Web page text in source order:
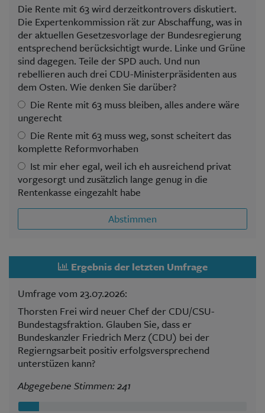
Die Rente mit 63 wird derzeitkontrovers diskutiert.
Die Expertenkommission rät zur Abschaffung, was in
der aktuellen Gesetzesvorlage der Bundesregierung
entsprechend berücksichtigt wurde. Linke und Grüne
sind dagegen. Teile der SPD auch. Und nun
rebellieren auch drei CDU-Ministerpräsidenten aus
dem Osten. Wie denken Sie darüber?
Die Rente mit 63 muss bleiben, alles andere wäre
ungerecht
Die Rente mit 63 muss weg, sonst scheitert das
komplette Reformvorhaben
Ist mir eher egal, weil ich eh ausreichend privat
vorgesorgt und zusätzlich lange genug in die
Rentenkasse eingezahlt habe
Abstimmen
Ergebnis der letzten Umfrage
Umfrage vom 23.07.2026:
Thorsten Frei wird neuer Chef der CDU/CSU-
Bundestagsfraktion. Glauben Sie, dass er
Bundeskanzler Friedrich Merz (CDU) bei der
Regierngsarbeit positiv erfolgsversprechend
unterstüzen kann?
Abgegebene Stimmen: 241